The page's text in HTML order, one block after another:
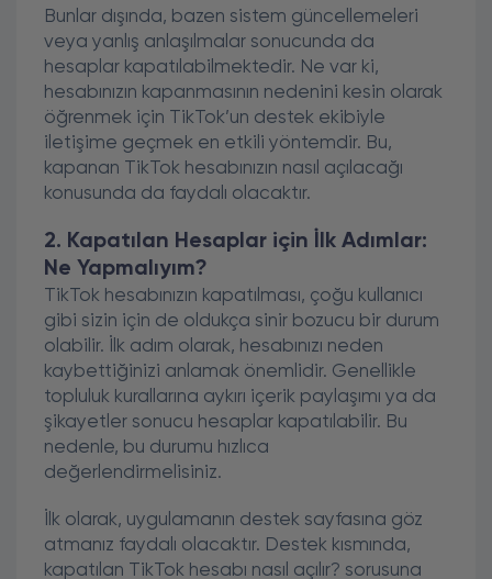
Bunlar dışında, bazen sistem güncellemeleri
veya yanlış anlaşılmalar sonucunda da
hesaplar kapatılabilmektedir. Ne var ki,
hesabınızın kapanmasının nedenini kesin olarak
öğrenmek için TikTok’un destek ekibiyle
iletişime geçmek en etkili yöntemdir. Bu,
kapanan TikTok hesabınızın nasıl açılacağı
konusunda da faydalı olacaktır.
2. Kapatılan Hesaplar için İlk Adımlar:
Ne Yapmalıyım?
TikTok hesabınızın kapatılması, çoğu kullanıcı
gibi sizin için de oldukça sinir bozucu bir durum
olabilir. İlk adım olarak, hesabınızı neden
kaybettiğinizi anlamak önemlidir. Genellikle
topluluk kurallarına aykırı içerik paylaşımı ya da
şikayetler sonucu hesaplar kapatılabilir. Bu
nedenle, bu durumu hızlıca
değerlendirmelisiniz.
İlk olarak, uygulamanın destek sayfasına göz
atmanız faydalı olacaktır. Destek kısmında,
kapatılan TikTok hesabı nasıl açılır? sorusuna